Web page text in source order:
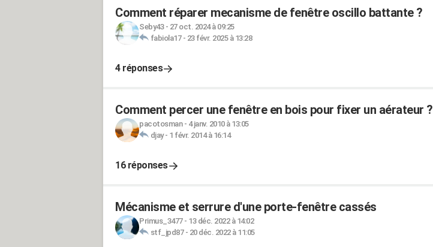
Comment réparer mecanisme de fenêtre oscillo battante ?
Seby43- 27 oct. 2024 à 09:25
fabiola17- 23 févr. 2025 à 13:28
4 réponses
Comment percer une fenêtre en bois pour fixer un aérateur ?
pacotosman- 4 janv. 2010 à 13:05
djay- 1 févr. 2014 à 16:14
16 réponses
Mécanisme et serrure d'une porte-fenêtre cassés
Primus_3477- 13 déc. 2022 à 14:02
stf_jpd87- 20 déc. 2022 à 11:05